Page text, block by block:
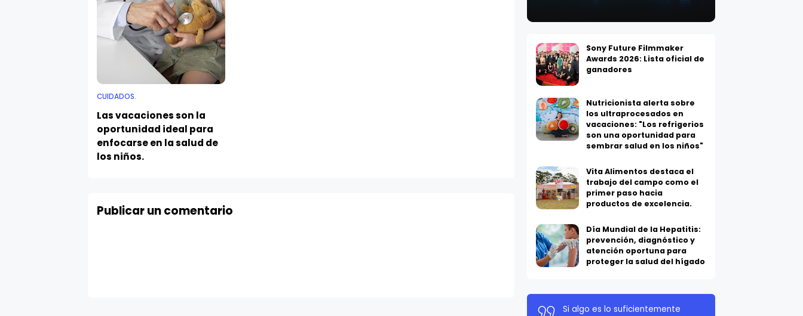
CUIDADOS.
Las vacaciones son la
oportunidad ideal para
enfocarse en la salud de
los niños.
Publicar un comentario
Sony Future Filmmaker
Awards 2026: Lista oficial de
ganadores
Nutricionista alerta sobre
los ultraprocesados en
vacaciones: "Los refrigerios
son una oportunidad para
sembrar salud en los niños"
Vita Alimentos destaca el
trabajo del campo como el
primer paso hacia
productos de excelencia.
Día Mundial de la Hepatitis:
prevención, diagnóstico y
atención oportuna para
proteger la salud del hígado
Si algo es lo suficientemente